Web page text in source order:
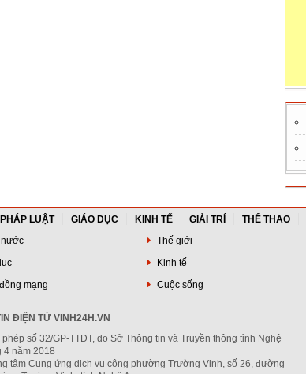
PHÁP LUẬT GIÁO DỤC KINH TẾ GIẢI TRÍ THỂ THAO
Thế giới
Kinh tế
mạng Cuộc sống
ĐIỆN TỬ VINH24H.VN
số 32/GP-TTĐT, do Sở Thông tin và Truyền thông tỉnh Nghệ
4 năm 2018
tâm Cung ứng dịch vụ công phường Trường Vinh, số 26, đường